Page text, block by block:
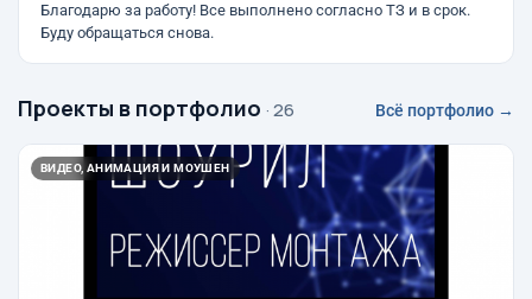
Благодарю за работу! Все выполнено согласно ТЗ и в срок.
Буду обращаться снова.
Проекты в портфолио · 26 Всё портфолио →
ВИДЕО, АНИМАЦИЯ И МОУШЕН